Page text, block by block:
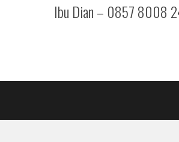
Ibu Dian – 0857 8008